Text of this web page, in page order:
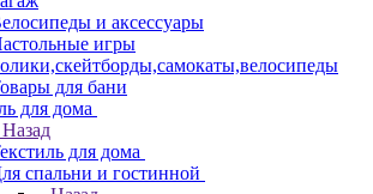
и аксессуары
игры
для бани
для дома
Назад
для дома
спальни и гостинной